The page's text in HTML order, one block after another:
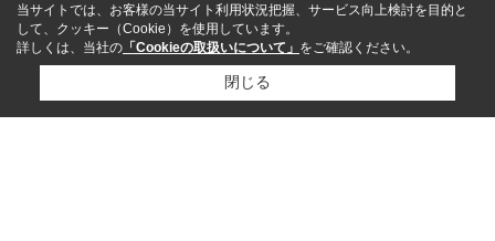
当サイトでは、お客様の当サイト利用状況把握、サービス向上検討を目的と
して、クッキー（Cookie）を使用しています。
詳しくは、当社の 「Cookieの取扱いについて」 をご確認ください。
閉じる